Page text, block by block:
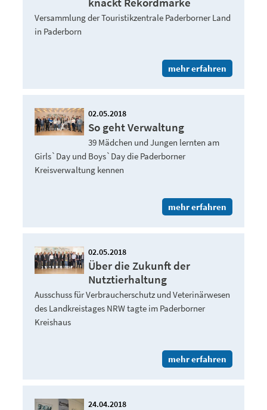
Versammlung der Touristikzentrale Paderborner Land
in Paderborn
mehr erfahren
02.05.2018
So geht Verwaltung
39 Mädchen und Jungen lernten am
Girls`Day und Boys`Day die Paderborner
Kreisverwaltung kennen
mehr erfahren
02.05.2018
Über die Zukunft der
Nutztierhaltung
Ausschuss für Verbraucherschutz und Veterinärwesen
des Landkreistages NRW tagte im Paderborner
Kreishaus
mehr erfahren
24.04.2018